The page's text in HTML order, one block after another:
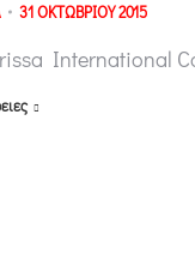
31 ΟΚΤΩΒΡΙΟΥ 2015
International